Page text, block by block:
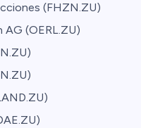
(FHZN.ZU)
(OERL.ZU)